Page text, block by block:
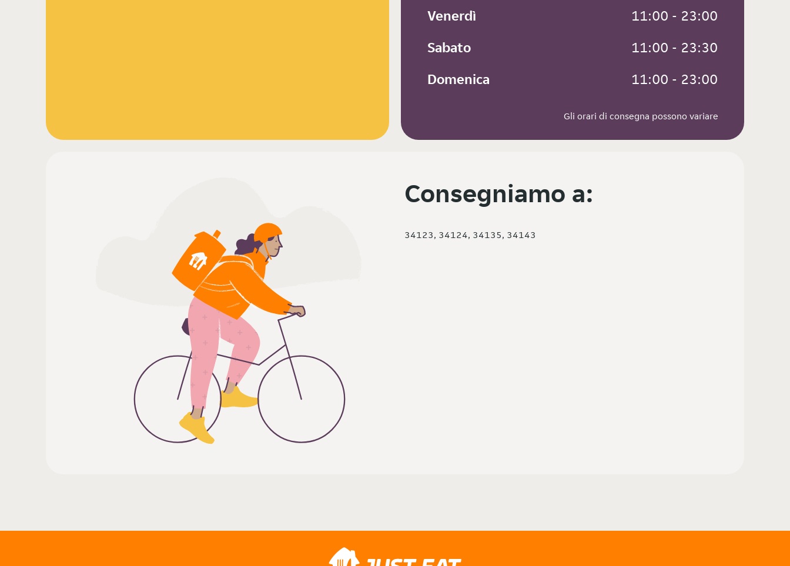
Venerdì
11:00 - 23:00
Sabato
11:00 - 23:30
Domenica
11:00 - 23:00
Gli orari di consegna possono variare
Consegniamo a:
34123, 34124, 34135, 34143